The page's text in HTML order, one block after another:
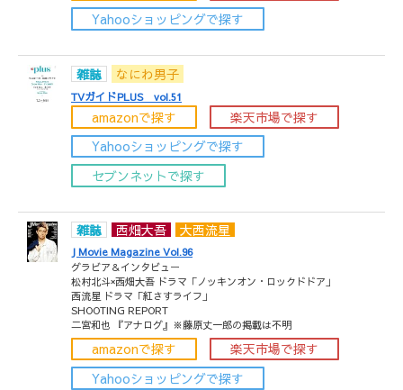
Yahooショッピングで探す
雑誌 なにわ男子
TVガイドPLUS vol.51
amazonで探す
楽天市場で探す
Yahooショッピングで探す
セブンネットで探す
雑誌 西畑大吾 大西流星
J Movie Magazine Vol.96
グラビア＆インタビュー
松村北斗×西畑大吾 ドラマ「ノッキンオン・ロックドドア」
西流星 ドラマ「紅さすライフ」
SHOOTING REPORT
二宮和也 『アナログ』※藤原丈一郎の掲載は不明
amazonで探す
楽天市場で探す
Yahooショッピングで探す